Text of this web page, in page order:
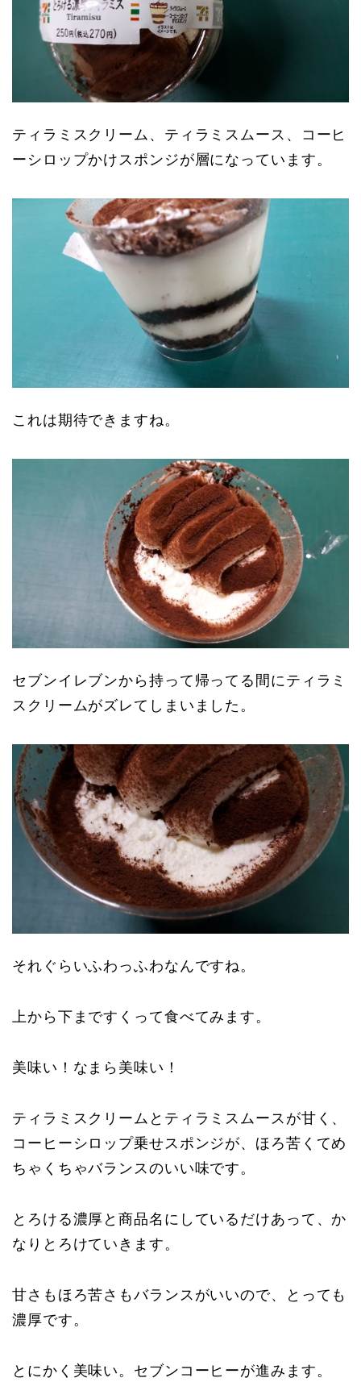
ティラミスクリーム、ティラミスムース、コーヒ
ーシロップかけスポンジが層になっています。
これは期待できますね。
セブンイレブンから持って帰ってる間にティラミ
スクリームがズレてしまいました。
それぐらいふわっふわなんですね。
上から下まですくって食べてみます。
美味い！なまら美味い！
ティラミスクリームとティラミスムースが甘く、
コーヒーシロップ乗せスポンジが、ほろ苦くてめ
ちゃくちゃバランスのいい味です。
とろける濃厚と商品名にしているだけあって、か
なりとろけていきます。
甘さもほろ苦さもバランスがいいので、とっても
濃厚です。
とにかく美味い。セブンコーヒーが進みます。